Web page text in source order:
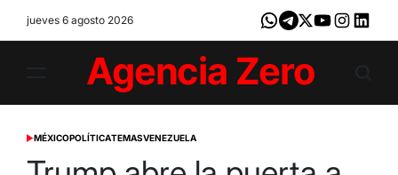
jueves 6 agosto 2026 Whatsapp
Telegram
X YoutubeInstagram
Zero
POSTED
MÉXICOPOLÍTICATEMASVENEZUELA